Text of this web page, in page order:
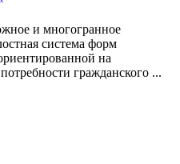
и многогранное
система форм
на
гражданского ...